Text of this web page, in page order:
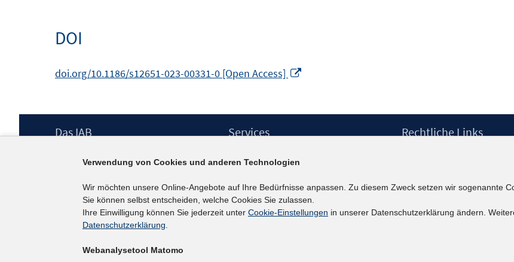
DOI
doi.org/10.1186/s12651-023-00331-0 [Open Access]
Footer
Das IAB
Berufsforschung (IAB) – unser Leitbild
Institutsleitung
Graduiertenprogramm
Befragungen
Projekte
Services
IAB-Newsletter
Kontakt
Rechtliche Links
Erklärung zur
Verwendung von Cookies und anderen Technologien
Wir möchten unsere Online-Angebote auf Ihre Bedürfnisse anpassen. Zu diesem Zweck setzen wir sogenannte
Sie können selbst entscheiden, welche Cookies Sie zulassen.
Ihre Einwilligung können Sie jederzeit unter Cookie-Einstellungen in unserer Datenschutzerklärung ändern.
Datenschutzerklärung.
Webanalysetool Matomo